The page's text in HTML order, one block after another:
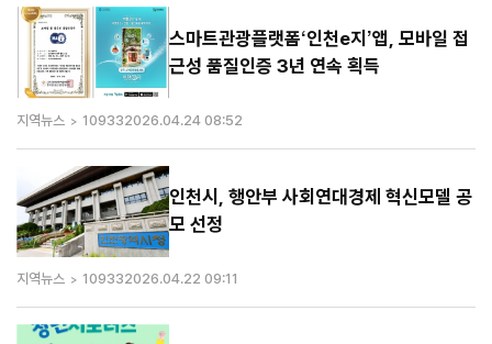
스마트관광플랫폼‘인천e지’앱, 모바일 접
근성 품질인증 3년 연속 획득
지역뉴스 109332026.04.24 08:52
인천시, 행안부 사회연대경제 혁신모델 공
모 선정
지역뉴스 109332026.04.22 09:11